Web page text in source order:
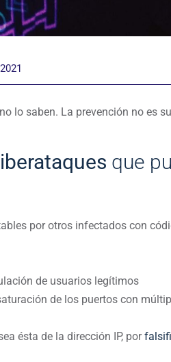
lo saben. La prevención no es
que
por otros infectados con
de usuarios legítimos
de los puertos con
ésta de la dirección IP, por